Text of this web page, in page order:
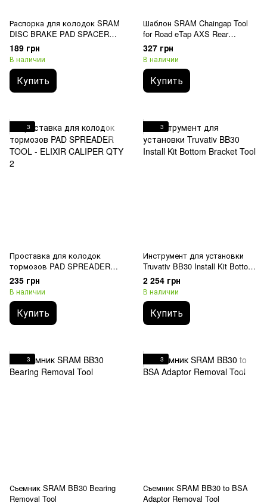
Распорка для колодок SRAM
DISC BRAKE PAD SPACER
2.4MM - MONOBLOCK
CALIPER - ETAP/S900 - QTY2
(11.5018.062.001)
189 грн
В наличии
Купить
Шаблон SRAM Chaingap Tool
for Road eTap AXS Rear
Derailleur 12-speed | 26-44 Teeth
327 грн
В наличии
Купить
3
Проставка для колодок
тормозов PAD SPREADER
TOOL - ELIXIR CALIPER QTY 2
235 грн
В наличии
Купить
3
Инструмент для установки
Truvativ BB30 Install Kit Bottom
Bracket Tool
2 254 грн
В наличии
Купить
3
Съемник SRAM BB30 Bearing
Removal Tool
3
Съемник SRAM BB30 to BSA
Adaptor Removal Tool